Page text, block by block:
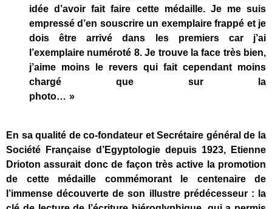
idée d’avoir fait faire cette médaille. Je me suis
empressé d’en souscrire un exemplaire frappé et je
dois être arrivé dans les premiers car j’ai
l’exemplaire numéroté 8. Je trouve la face très bien,
j’aime moins le revers qui fait cependant moins
chargé que sur la
photo… »
En sa qualité de co-fondateur et Secrétaire général de la
Société Française d’Egyptologie depuis 1923, Etienne
Drioton assurait donc de façon très active la promotion
de cette médaille commémorant le centenaire de
l’immense découverte de son illustre prédécesseur : la